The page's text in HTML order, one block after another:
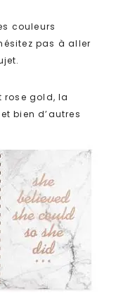
couleurs
pas à aller
rose gold, la
bien d’autres